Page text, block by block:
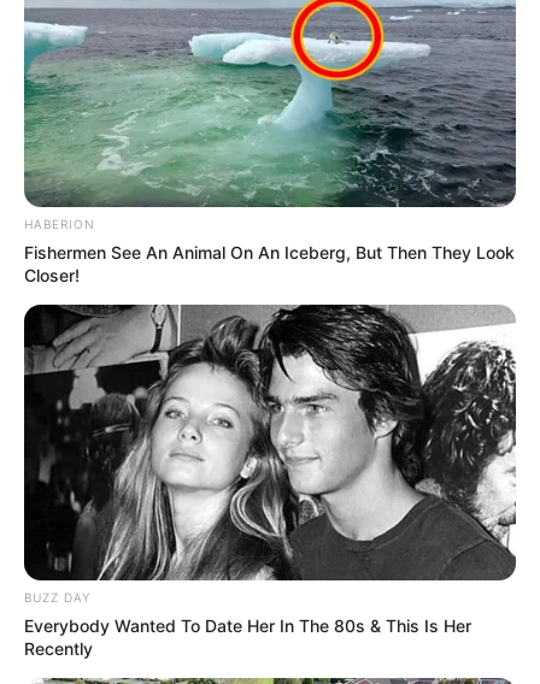
HABERION
Fishermen See An Animal On An Iceberg, But Then They Look
Closer!
BUZZ DAY
Everybody Wanted To Date Her In The 80s & This Is Her
Recently